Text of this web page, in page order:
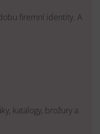
firemní identity. A
katalogy, brožury a